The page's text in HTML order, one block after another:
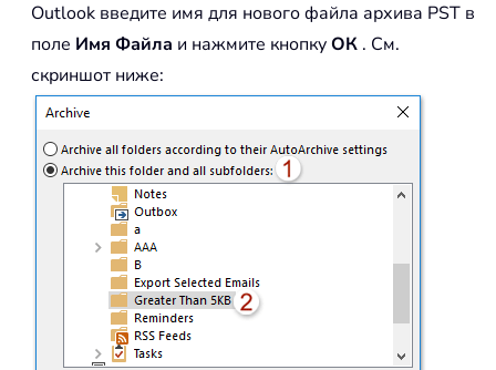
Outlook введите имя для нового файла архива PST в
поле Имя Файла и нажмите кнопкуОК . См.
скриншот ниже: